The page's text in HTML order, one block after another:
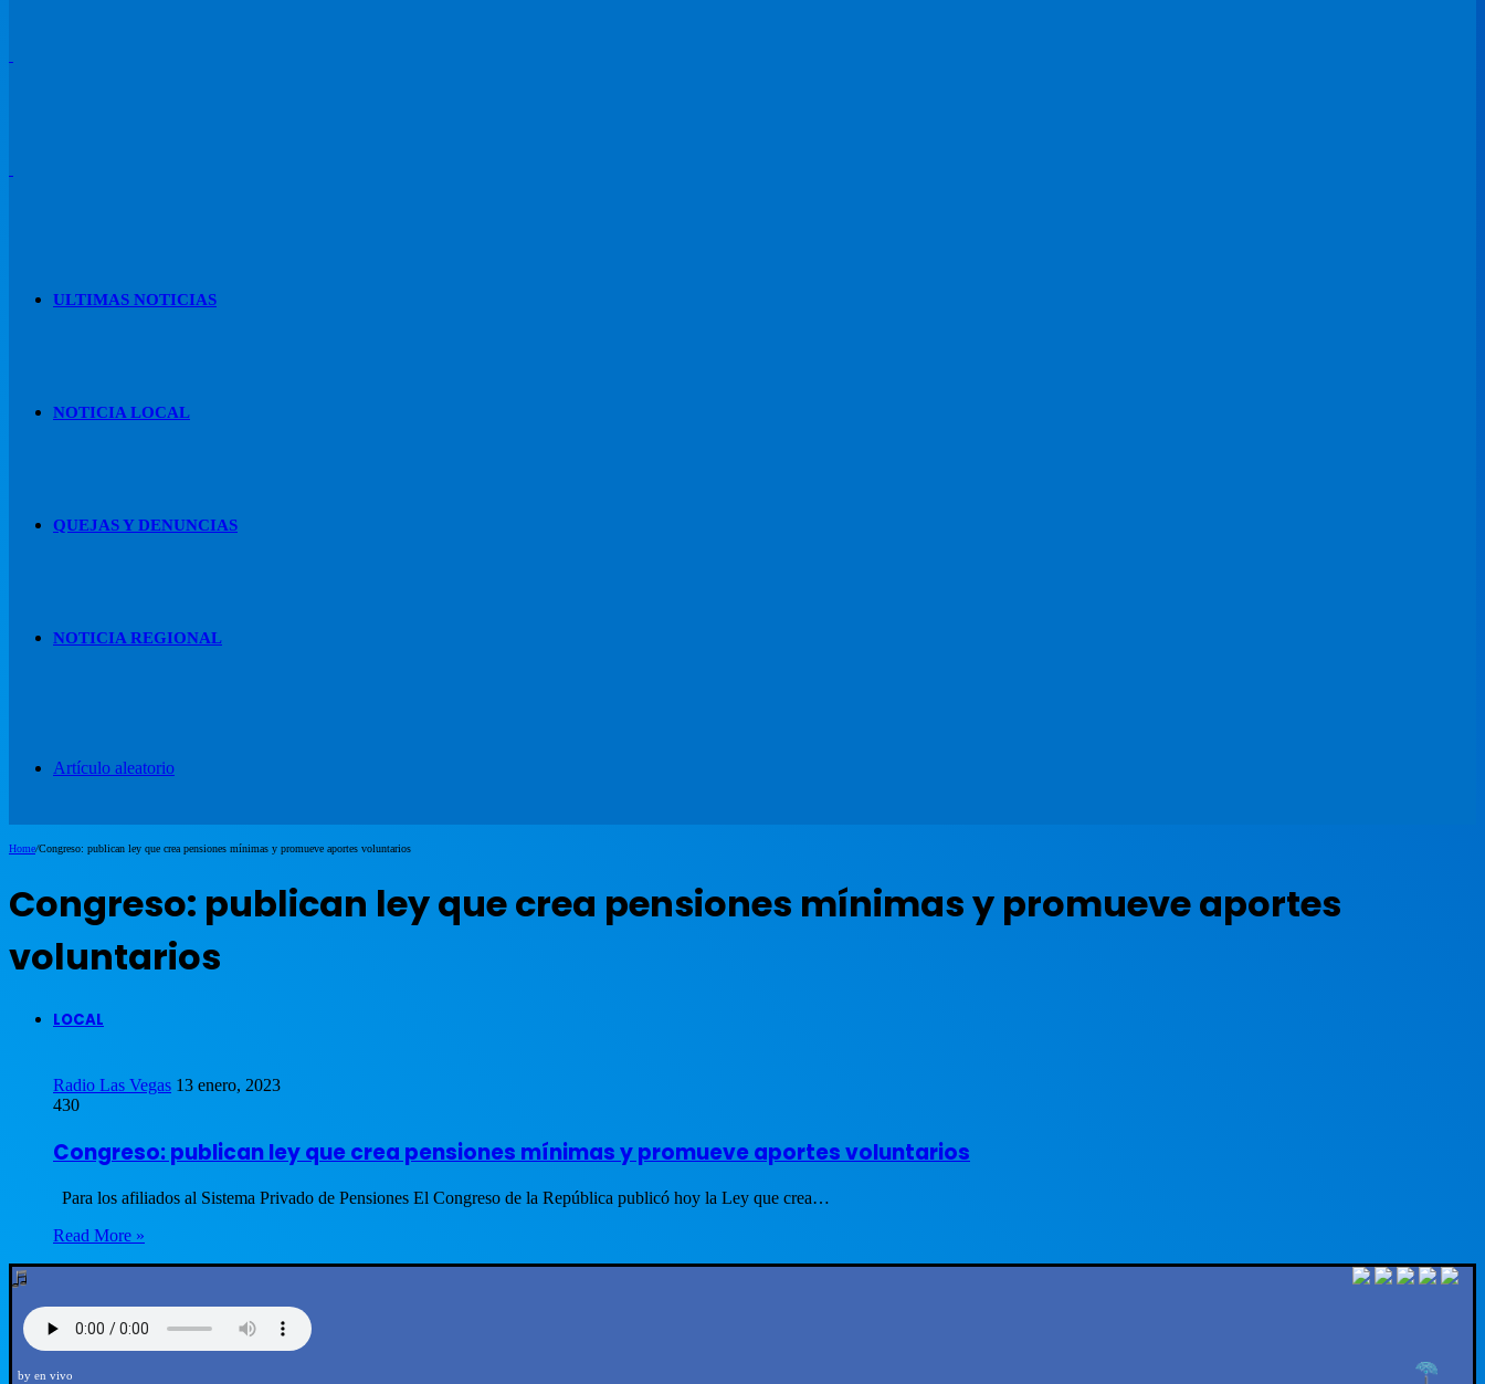
ULTIMAS NOTICIAS
NOTICIA LOCAL
QUEJAS Y DENUNCIAS
NOTICIA REGIONAL
Artículo aleatorio
Home/Congreso: publican ley que crea pensiones mínimas y promueve aportes voluntarios
Congreso: publican ley que crea pensiones mínimas y promueve aportes
voluntarios
LOCAL
Radio Las Vegas 13 enero, 2023
430
Congreso: publican ley que crea pensiones mínimas y promueve aportes voluntarios
Para los afiliados al Sistema Privado de Pensiones El Congreso de la República publicó hoy la Ley que crea…
Read More »
by en vivo